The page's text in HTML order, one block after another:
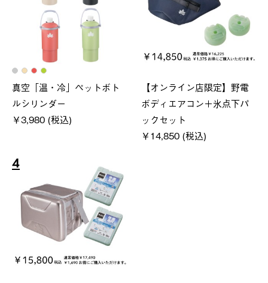
真空「温・冷」ペットボト
ルシリンダー
￥3,980 (税込)
【オンライン店限定】野電
ボディエアコン＋氷点下パ
ックセット
￥14,850 (税込)
4